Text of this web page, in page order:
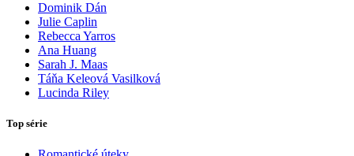
Dominik Dán
Julie Caplin
Rebecca Yarros
Ana Huang
Sarah J. Maas
Táňa Keleová Vasilková
Lucinda Riley
Top série